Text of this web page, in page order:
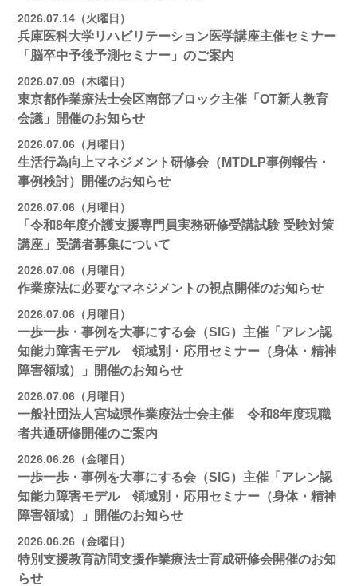
2026.07.14（火曜日）
兵庫医科大学リハビリテーション医学講座主催セミナー
「脳卒中予後予測セミナー」のご案内
2026.07.09（木曜日）
東京都作業療法士会区南部ブロック主催「OT新人教育
会議」開催のお知らせ
2026.07.06（月曜日）
生活行為向上マネジメント研修会（MTDLP事例報告・
事例検討）開催のお知らせ
2026.07.06（月曜日）
「令和8年度介護支援専門員実務研修受講試験 受験対策
講座」受講者募集について
2026.07.06（月曜日）
作業療法に必要なマネジメントの視点開催のお知らせ
2026.07.06（月曜日）
一歩一歩・事例を大事にする会（SIG）主催「アレン認
知能力障害モデル 領域別・応用セミナー（身体・精神
障害領域）」開催のお知らせ
2026.07.06（月曜日）
一般社団法人宮城県作業療法士会主催 令和8年度現職
者共通研修開催のご案内
2026.06.26（金曜日）
一歩一歩・事例を大事にする会（SIG）主催「アレン認
知能力障害モデル 領域別・応用セミナー（身体・精神
障害領域）」開催のお知らせ
2026.06.26（金曜日）
特別支援教育訪問支援作業療法士育成研修会開催のお知
らせ